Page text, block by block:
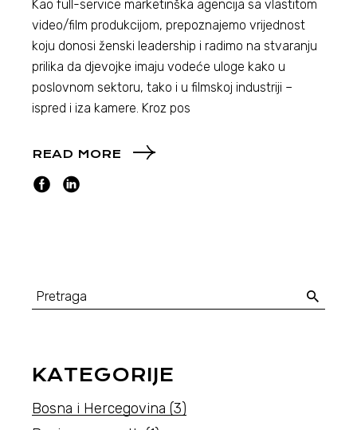
Kao full-service marketinška agencija sa vlastitom
video/film produkcijom, prepoznajemo vrijednost
koju donosi ženski leadership i radimo na stvaranju
prilika da djevojke imaju vodeće uloge kako u
poslovnom sektoru, tako i u filmskoj industriji –
ispred i iza kamere. Kroz pos
READ MORE
Search
for:
KATEGORIJE
Bosna i Hercegovina (3)